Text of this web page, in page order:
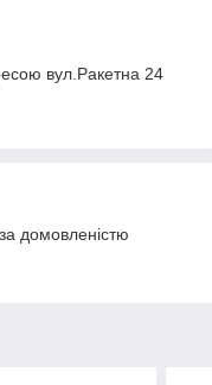
вул.Ракетна 24
домовленістю